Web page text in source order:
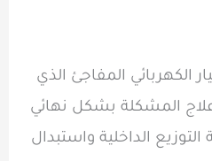
الكهربائي المفاجئ الذي
المشكلة بشكل نهائي
الداخلية واستبدال